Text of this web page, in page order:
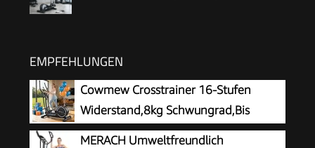
EMPFEHLUNGEN
Cowmew Crosstrainer 16-Stufen
Widerstand,8kg Schwungrad,Bis
150kg
MERACH Umweltfreundlich